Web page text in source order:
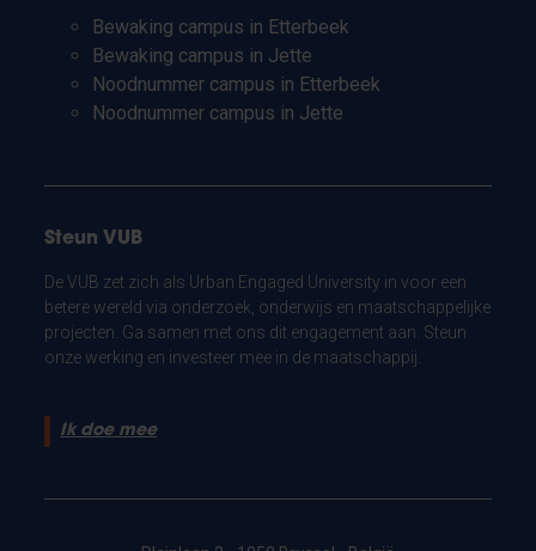
Bewaking campus in Etterbeek
Bewaking campus in Jette
Noodnummer campus in Etterbeek
Noodnummer campus in Jette
Steun VUB
De VUB zet zich als Urban Engaged University in voor een
betere wereld via onderzoek, onderwijs en maatschappelijke
projecten. Ga samen met ons dit engagement aan. Steun
onze werking en investeer mee in de maatschappij.
Ik doe mee